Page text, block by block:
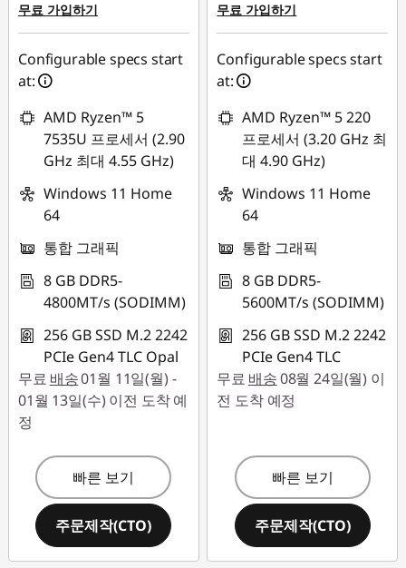
무료 가입하기
Configurable specs start
at:
AMD Ryzen™ 5
7535U 프로세서 (2.90
GHz 최대 4.55 GHz)
Windows 11 Home
64
통합 그래픽
8 GB DDR5-
4800MT/s (SODIMM)
256 GB SSD M.2 2242
PCIe Gen4 TLC Opal
무료 배송01월 11일(월) -
01월 13일(수) 이전 도착 예
정
빠른 보기
주문제작(CTO)
무료 가입하기
Configurable specs start
at:
AMD Ryzen™ 5 220
프로세서 (3.20 GHz 최
대 4.90 GHz)
Windows 11 Home
64
통합 그래픽
8 GB DDR5-
5600MT/s (SODIMM)
256 GB SSD M.2 2242
PCIe Gen4 TLC
무료 배송08월 24일(월) 이
전 도착 예정
빠른 보기
주문제작(CTO)